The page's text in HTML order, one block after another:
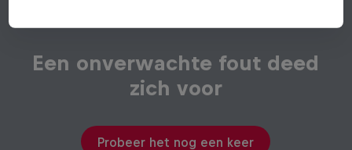
Een onverwachte fout deed
zich voor
Probeer het nog een keer